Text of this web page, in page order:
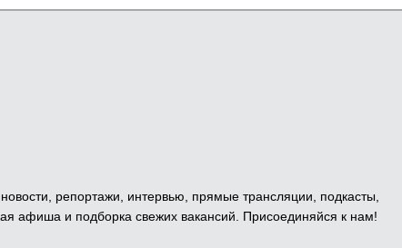
репортажи, интервью, прямые трансляции, подкасты,
афиша и подборка свежих вакансий. Присоединяйся к нам!